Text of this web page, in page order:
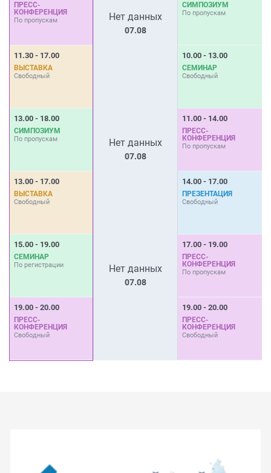
ПРЕСС-
КОНФЕРЕНЦИЯ
По пропускам
11.30 - 17.00
ВЫСТАВКА
Свободный
13.00 - 18.00
СИМПОЗИУМ
По пропускам
13.00 - 17.00
ВЫСТАВКА
Свободный
15.00 - 19.00
СЕМИНАР
По регистрации
19.00 - 20.00
ПРЕСС-
КОНФЕРЕНЦИЯ
Свободный
Нет данных
07.08
Нет данных
07.08
Нет данных
07.08
СИМПОЗИУМ
По пропускам
10.00 - 13.00
СЕМИНАР
Свободный
11.00 - 14.00
ПРЕСС-
КОНФЕРЕНЦИЯ
По пропускам
14.00 - 17.00
ПРЕЗЕНТАЦИЯ
Свободный
17.00 - 19.00
ПРЕСС-
КОНФЕРЕНЦИЯ
По пропускам
19.00 - 20.00
ПРЕСС-
КОНФЕРЕНЦИЯ
Свободный